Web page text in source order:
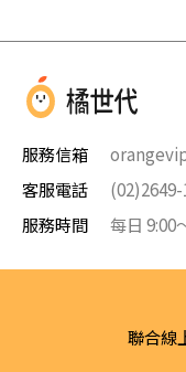
服務信箱
客服電話
服務時間
每日 9:00
聯合線